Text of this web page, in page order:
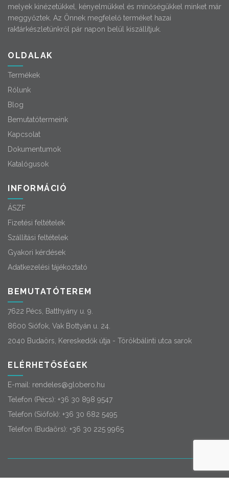
melyek kinézetükkel, kényelmükkel és minőségükkel minket már
meggyőztek. Az Önnek megfelelő terméket hazai
raktárkészletünkről pár napon belül kiszállítjuk.
OLDALAK
Termékek
Rólunk
Blog
Bemutatótermeink
Kapcsolat
Dokumentumok
Katalógusok
INFORMÁCIÓ
ÁSZF
Fizetési feltételek
Szállítási feltételek
Gyakori kérdések
Adatkezelési tájékoztató
BEMUTATÓTEREM
7622 Pécs, Batthyány u. 9.
8600 Siófok, Vak Bottyán u. 24.
2040 Budaörs, Kereskedők útja - Törökbálinti utca sarok
ELÉRHETŐSÉGEK
E-mail: rendeles@globero.hu
Telefon (Pécs): +36 30 898 9547
Telefon (Siófok): +36 30 682 5495
Telefon (Budaörs): +36 30 225 9965